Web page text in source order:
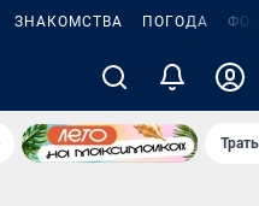
ЗНАКОМСТВА ПОГОДА